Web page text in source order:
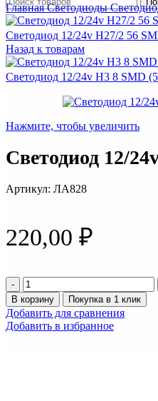
ГлавнаяСветодиоды
Светодиод 12/24v H27/2 56
Назад к товарам
Светодиод 12/24v H3 8 SMD
Нажмите, чтобы увеличить
Светодиод 12/
Артикул: ЛА828
220,00 ₽
Количество
товара
Светодиод
12/24v
H3
В корзину Покупка в 1 клик
Добавить для сравнения
Добавить в избранное